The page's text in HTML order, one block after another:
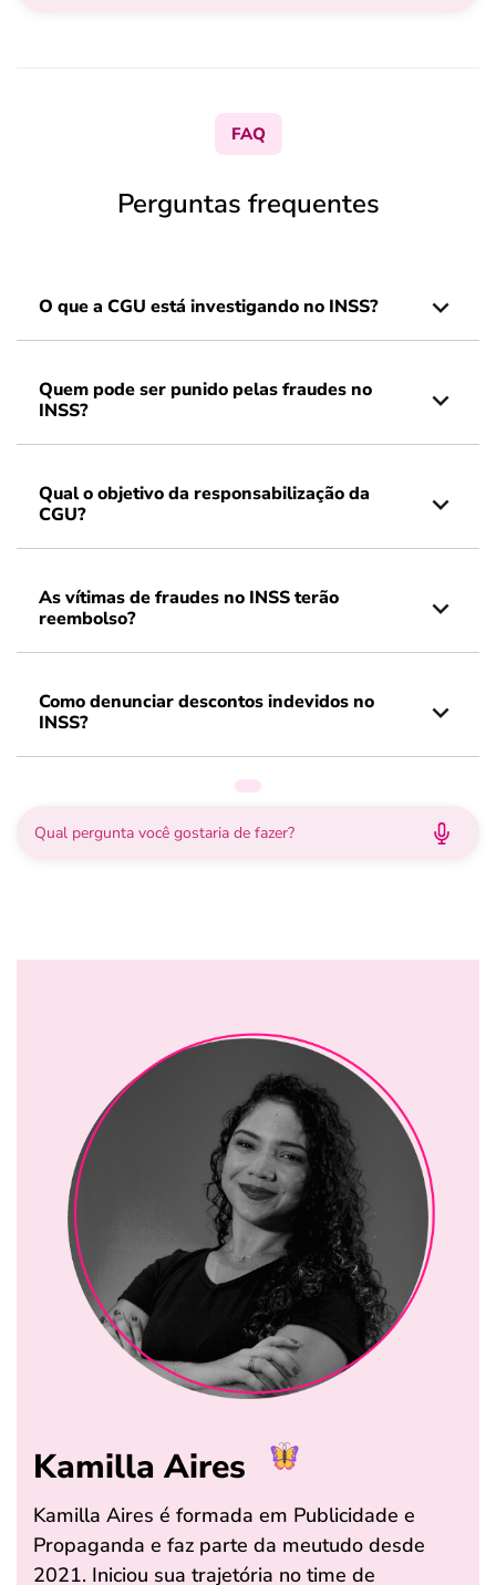
FAQ
Perguntas frequentes
O que a CGU está investigando no INSS?
Quem pode ser punido pelas fraudes no
INSS?
Qual o objetivo da responsabilização da
CGU?
As vítimas de fraudes no INSS terão
reembolso?
Como denunciar descontos indevidos no
INSS?
Kamilla Aires
Kamilla Aires é formada em Publicidade e
Propaganda e faz parte da meutudo desde
2021. Iniciou sua trajetória no time de